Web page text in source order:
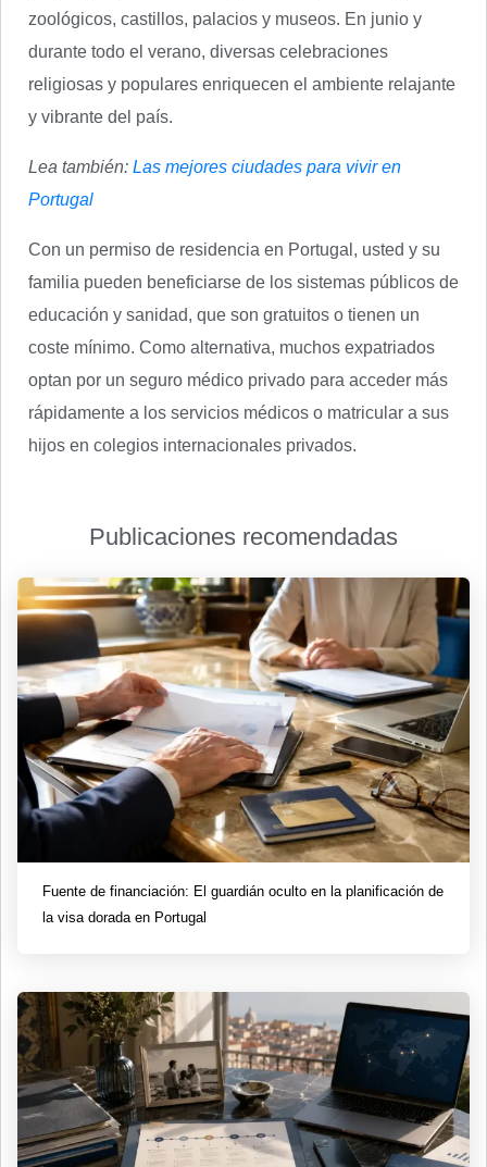
zoológicos, castillos, palacios y museos. En junio y
durante todo el verano, diversas celebraciones
religiosas y populares enriquecen el ambiente relajante
y vibrante del país.
Lea también: Las mejores ciudades para vivir en
Portugal
Con un permiso de residencia en Portugal, usted y su
familia pueden beneficiarse de los sistemas públicos de
educación y sanidad, que son gratuitos o tienen un
coste mínimo. Como alternativa, muchos expatriados
optan por un seguro médico privado para acceder más
rápidamente a los servicios médicos o matricular a sus
hijos en colegios internacionales privados.
Publicaciones recomendadas
Fuente de financiación: El guardián oculto en la planificación de
la visa dorada en Portugal